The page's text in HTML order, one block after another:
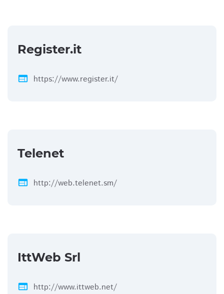
Register.it
web https://www.register.it/
Telenet
web http://web.telenet.sm/
IttWeb Srl
web http://www.ittweb.net/